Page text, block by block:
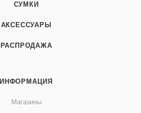
СУМКИ
АКСЕССУАРЫ
РАСПРОДАЖА
ИНФОРМАЦИЯ
Магазины